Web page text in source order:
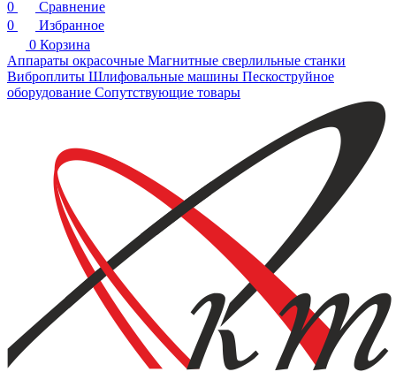
0
Сравнение
0
Избранное
0 Корзина
Аппараты окрасочные Магнитные сверлильные станки
Виброплиты Шлифовальные машины Пескоструйное
оборудование Сопутствующие товары